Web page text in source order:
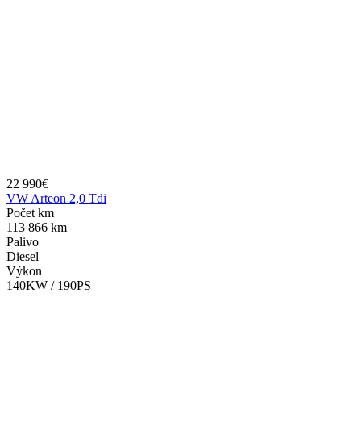
22 990€
VW Arteon 2,0 Tdi
Počet km
113 866 km
Palivo
Diesel
Výkon
140KW / 190PS